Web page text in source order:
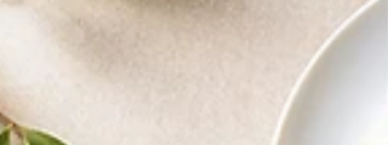
大多喜町（千葉県夷隅郡）での
プロジェクトについて